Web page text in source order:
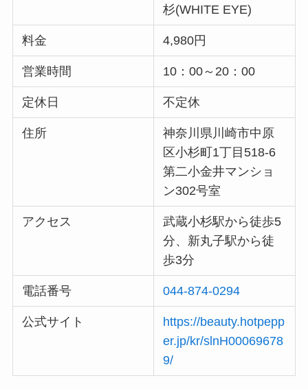
杉(WHITE EYE)
料金 4,980円
営業時間 10：00～20：00
定休日 不定休
住所
神奈川県川崎市中原
区小杉町1丁目518-6
第二小金井マンショ
ン302号室
アクセス
武蔵小杉駅から徒歩5
分、新丸子駅から徒
歩3分
電話番号 044-874-0294
公式サイト
https://beauty.hotpepp
er.jp/kr/slnH00069678
9/